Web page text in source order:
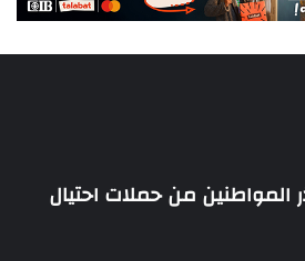
المواطنين من حملات احتيال